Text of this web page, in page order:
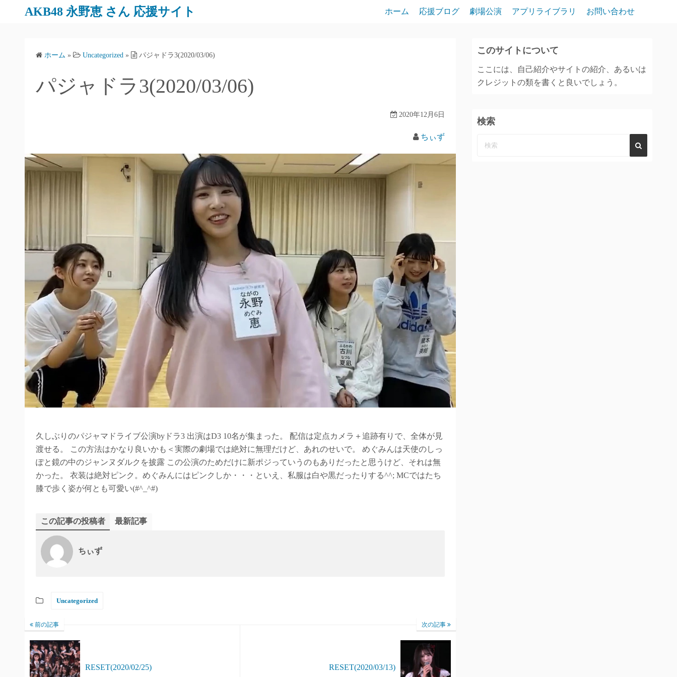
AKB48 永野恵 さん 応援サイト ホーム 応援ブログ 劇場公演 アプリライブラリ お問い合わせ
ホーム » Uncategorized » パジャドラ3(2020/03/06)
パジャドラ3(2020/03/06)
2020年12月6日
ちぃず
久しぶりのパジャマドライブ公演byドラ3 出演はD3 10名が集まった。 配信は定点カメラ＋追跡有りで、全体が見
渡せる。 この方法はかなり良いかも＜実際の劇場では絶対に無理だけど、あれのせいで。 めぐみんは天使のしっ
ぽと鏡の中のジャンヌダルクを披露 この公演のためだけに新ポジっていうのもありだったと思うけど、それは無
かった。 衣装は絶対ピンク。めぐみんにはピンクしか・・・といえ、私服は白や黒だったりする^^; MCではたち
膝で歩く姿が何とも可愛い(#^_^#)
この記事の投稿者 最新記事
ちぃず
Uncategorized
前の記事
RESET(2020/02/25)
次の記事
RESET(2020/03/13)
このサイトについて
ここには、自己紹介やサイトの紹介、あるいは
クレジットの類を書くと良いでしょう。
検索